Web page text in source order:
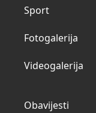
Sport
Fotogalerija
Videogalerija
Obavijesti